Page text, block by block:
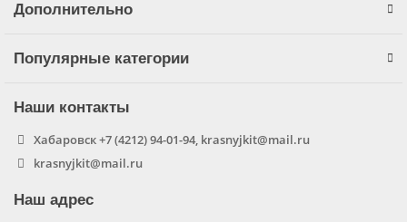
Дополнительно
Популярные категории
Наши контакты
Хабаровск +7 (4212) 94-01-94, krasnyjkit@mail.ru
krasnyjkit@mail.ru
Наш адрес